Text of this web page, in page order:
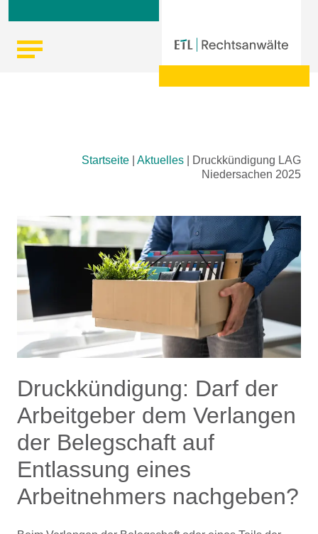
Startseite Aktuelles
Druckkündigung LAG
Niedersachen 2025
Druckkündigung: Darf der
Arbeitgeber dem Verlangen
der Belegschaft auf
Entlassung eines
Arbeitnehmers nachgeben?